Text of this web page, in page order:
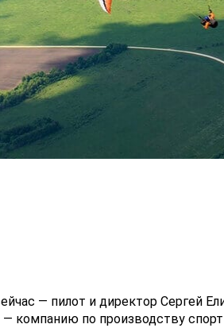
— пилот и директор Сергей
компанию по производству